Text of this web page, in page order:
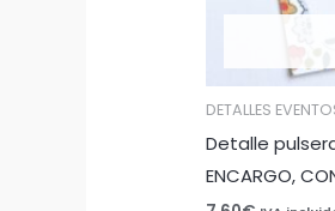
DETALLES
Detalle
ENCARGO,